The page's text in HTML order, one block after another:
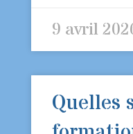
9 avril
Quelles